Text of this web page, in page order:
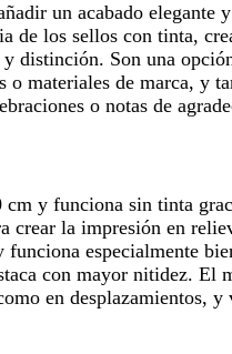
un acabado elegante
de los sellos con tinta,
distinción. Son una
o materiales de marca, y
o notas de
y funciona sin tinta
crear la impresión en
especialmente
con mayor nitidez. El
en desplazamientos, y